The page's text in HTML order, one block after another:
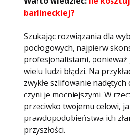
barlineckiej?
Szukając rozwiązania dla
podłogowych, najpierw
profesjonalistami, ponieważ
wielu ludzi błądzi. Na
zwykłe szlifowanie nadętych
czyni je mocniejszymi. W
przeciwko twojemu celowi,
prawdopodobieństwa ich
przyszłości.